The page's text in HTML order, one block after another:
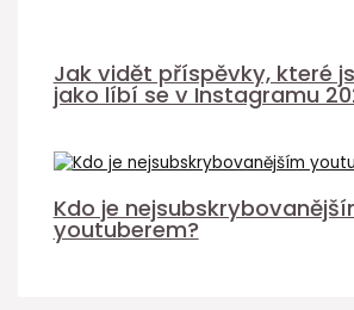
Jak vidět příspěvky, které
jako líbí se v Instagramu
Kdo je
youtuberem?